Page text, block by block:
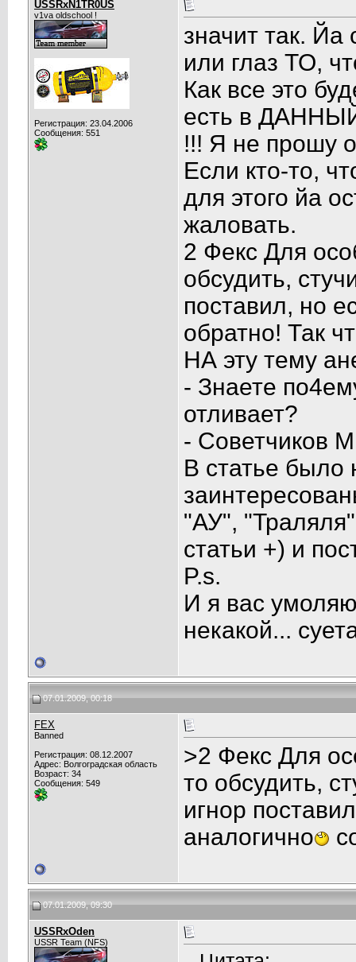
USSRxN1TR0US
v1va oldschool !
Регистрация: 23.04.2006
Сообщения: 551
значит так.
или глаз ТО,
Как все это
есть в
!!! Я не прошу
Если кто-то,
для этого йа
жаловать.
2 Фекс Для
обсудить,
поставил, но
обратно! Так
НА эту тему
- Знаете
отливает?
- Советчиков
В статье было
"АУ",
статьи +) и
P.s.
И я вас
некакой...
07.01.2009, 00:18
FEX
Banned
Регистрация: 08.12.2007
Адрес: Волгоградская область
Возраст: 34
Сообщения: 549
>2 Фекс Для
то обсудить,
игнор поставил
аналогично
07.01.2009, 09:30
USSRxOden
USSR Team (NFS)